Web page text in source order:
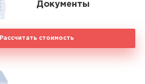
Документы
Рассчитать стоимость